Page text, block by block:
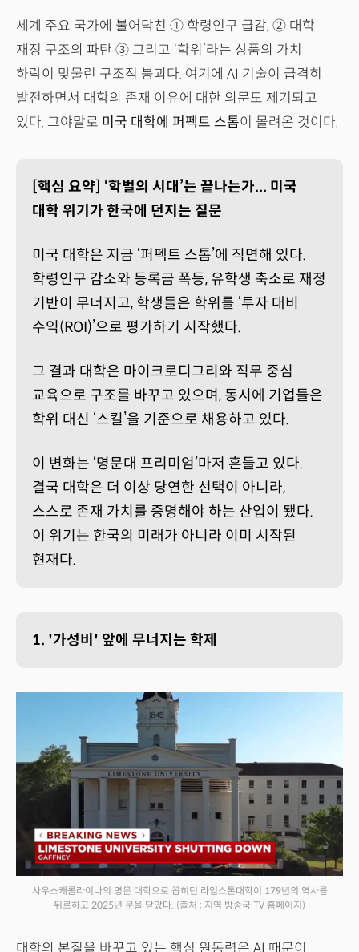
세계 주요 국가에 불어닥친 ① 학령인구 급감, ② 대학
재정 구조의 파탄 ③ 그리고 ‘학위’라는 상품의 가치
하락이 맞물린 구조적 붕괴다. 여기에 AI 기술이 급격히
발전하면서 대학의 존재 이유에 대한 의문도 제기되고
있다. 그야말로 미국 대학에 퍼펙트 스톰이 몰려온 것이다.
[핵심 요약] ‘학벌의 시대’는 끝나는가... 미국
대학 위기가 한국에 던지는 질문
미국 대학은 지금 ‘퍼펙트 스톰’에 직면해 있다.
학령인구 감소와 등록금 폭등, 유학생 축소로 재정
기반이 무너지고, 학생들은 학위를 ‘투자 대비
수익(ROI)’으로 평가하기 시작했다.
그 결과 대학은 마이크로디그리와 직무 중심
교육으로 구조를 바꾸고 있으며, 동시에 기업들은
학위 대신 ‘스킬’을 기준으로 채용하고 있다.
이 변화는 ‘명문대 프리미엄’마저 흔들고 있다.
결국 대학은 더 이상 당연한 선택이 아니라,
스스로 존재 가치를 증명해야 하는 산업이 됐다.
이 위기는 한국의 미래가 아니라 이미 시작된
현재다.
1. '가성비' 앞에 무너지는 학제
사우스캐롤라이나의 명문 대학으로 꼽히던 라임스톤대학이 179년의 역사를
뒤로하고 2025년 문을 닫았다. (출처 : 지역 방송국 TV 홈페이지)
대학의 본질을 바꾸고 있는 핵심 원동력은 AI 때문이